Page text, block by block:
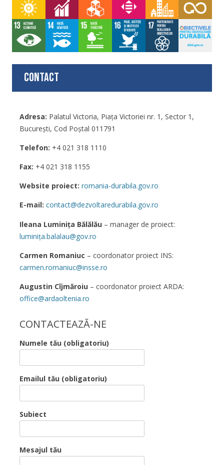
Contact
Adresa: Palatul Victoria, Piaţa Victoriei nr. 1, Sector 1,
București, Cod Poștal 011791
Telefon: +4 021 318 1110
Fax: +4 021 318 1155
Website proiect: romania-durabila.gov.ro
E-mail: contact@dezvoltaredurabila.gov.ro
Ileana Luminița Bălălău – manager de proiect:
luminița.balalau@gov.ro
Carmen Romaniuc – coordonator proiect INS:
carmen.romaniuc@insse.ro
Augustin Cîjmăroiu – coordonator proiect ARDA:
office@ardaoltenia.ro
CONTACTEAZĂ-NE
Numele tău (obligatoriu)
Emailul tău (obligatoriu)
Subiect
Mesajul tău